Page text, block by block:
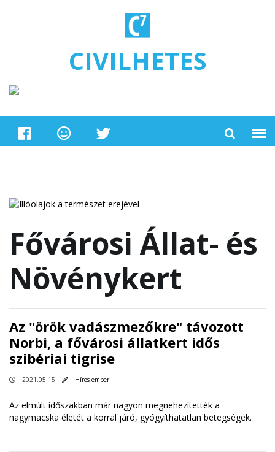
CIVILHETES
Fővárosi Állat- és
Növénykert
Az "örök vadászmezőkre" távozott
Norbi, a fővárosi állatkert idős
szibériai tigrise
2021.05.15 Híres ember
Az elmúlt időszakban már nagyon megnehezítették a
nagymacska életét a korral járó, gyógyíthatatlan betegségek.